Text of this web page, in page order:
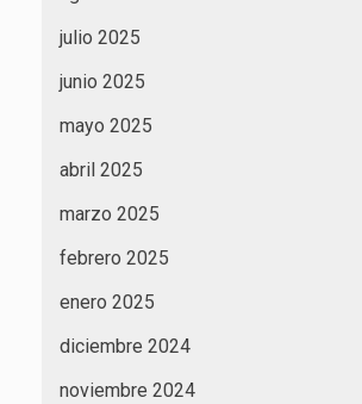
julio 2025
junio 2025
mayo 2025
abril 2025
marzo 2025
febrero 2025
enero 2025
diciembre 2024
noviembre 2024